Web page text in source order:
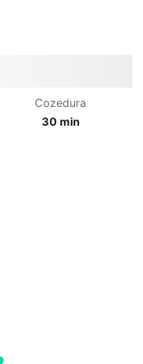
Cozedura
30 min